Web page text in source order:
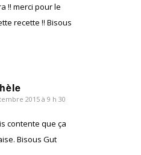
!! merci pour le
recette !! Bisous
2015 à 9 h 30
contente que ça
Bisous Gut